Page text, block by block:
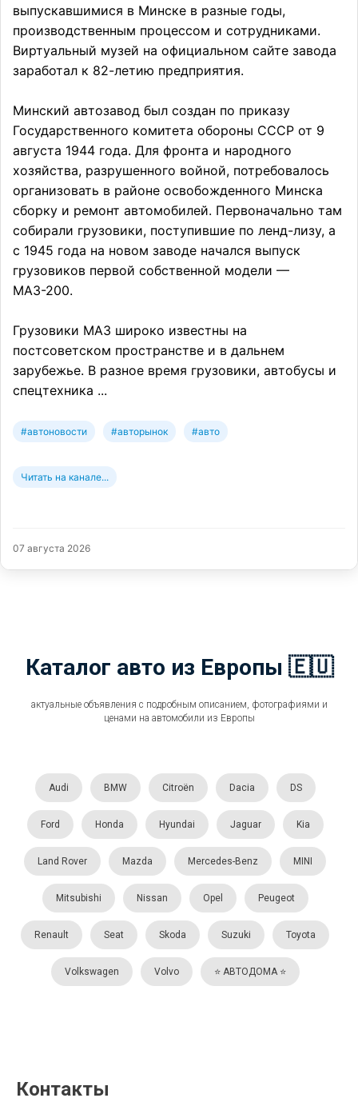
выпускавшимися в Минске в разные годы,
производственным процессом и сотрудниками.
Виртуальный музей на официальном сайте завода
заработал к 82-летию предприятия.
Минский автозавод был создан по приказу
Государственного комитета обороны СССР от 9
августа 1944 года. Для фронта и народного
хозяйства, разрушенного войной, потребовалось
организовать в районе освобожденного Минска
сборку и ремонт автомобилей. Первоначально там
собирали грузовики, поступившие по ленд-лизу, а
с 1945 года на новом заводе начался выпуск
грузовиков первой собственной модели —
МАЗ-200.
Грузовики МАЗ широко известны на
постсоветском пространстве и в дальнем
зарубежье. В разное время грузовики, автобусы и
спецтехника ...
#автоновости #авторынок #авто
Читать на канале...
07 августа 2026
Каталог авто из Европы 🇪🇺
актуальные объявления с подробным описанием, фотографиями и
ценами на автомобили из Европы
Audi BMW Citroën Dacia DS
Ford Honda Hyundai Jaguar Kia
Land Rover Mazda Mercedes-Benz MINI
Mitsubishi Nissan Opel Peugeot
Renault Seat Skoda Suzuki Toyota
Volkswagen Volvo ⭐️ АВТОДОМА ⭐️
Контакты